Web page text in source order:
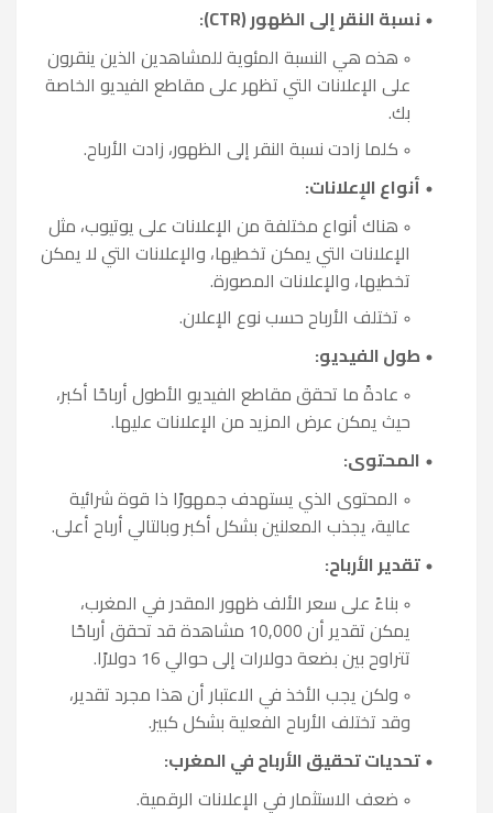
نسبة النقر إلى الظهور (CTR):
هذه هي النسبة المئوية للمشاهدين الذين ينقرون
على الإعلانات التي تظهر على مقاطع الفيديو الخاصة
بك.
كلما زادت نسبة النقر إلى الظهور، زادت الأرباح.
أنواع الإعلانات:
هناك أنواع مختلفة من الإعلانات على يوتيوب، مثل
الإعلانات التي يمكن تخطيها، والإعلانات التي لا يمكن
تخطيها، والإعلانات المصورة.
تختلف الأرباح حسب نوع الإعلان.
طول الفيديو:
عادةً ما تحقق مقاطع الفيديو الأطول أرباحًا أكبر،
حيث يمكن عرض المزيد من الإعلانات عليها.
المحتوى:
المحتوى الذي يستهدف جمهورًا ذا قوة شرائية
عالية، يجذب المعلنين بشكل أكبر وبالتالي أرباح أعلى.
تقدير الأرباح:
بناءً على سعر الألف ظهور المقدر في المغرب،
يمكن تقدير أن 10,000 مشاهدة قد تحقق أرباحًا
تتراوح بين بضعة دولارات إلى حوالي 16 دولارًا.
ولكن يجب الأخذ في الاعتبار أن هذا مجرد تقدير،
وقد تختلف الأرباح الفعلية بشكل كبير.
تحديات تحقيق الأرباح في المغرب:
ضعف الاستثمار في الإعلانات الرقمية.